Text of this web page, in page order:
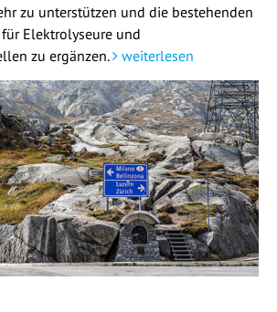
zu unterstützen und die bestehenden
Elektrolyseure und
zu ergänzen.
weiterlesen